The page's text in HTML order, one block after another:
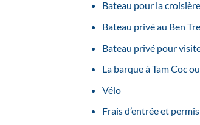
Bateau pour la
Bateau privé au Ben Tre
Bateau privé pour
La barque à Tam Coc
Vélo
Frais d’entrée et